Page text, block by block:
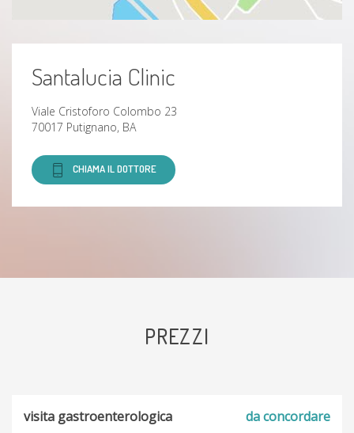
Santalucia Clinic
Viale Cristoforo Colombo 23
70017 Putignano, BA
CHIAMA IL DOTTORE
PREZZI
visita gastroenterologica da concordare